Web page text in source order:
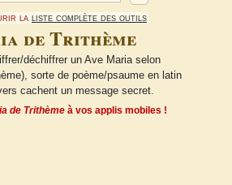
la liste complète des outils
de Trithème
déchiffrer un Ave Maria selon
sorte de poème/psaume en latin
cachent un message secret.
de Trithème à vos applis mobiles !